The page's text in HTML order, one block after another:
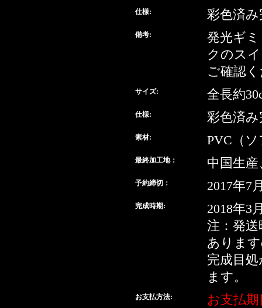
仕様: 彩色済
備考:
発光ギ
クのス
ご確認
サイズ: 全長約
仕様: 彩色済
素材: PVC（
最終加工地： 中国生
予約締切： 2017年7
完成時期:
2018年3
注：発
ありま
完成目
ます。
お支払方法:
お支払